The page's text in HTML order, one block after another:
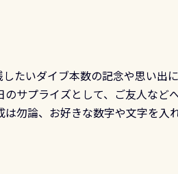
たいダイブ本数の記念や思い出
のサプライズとして、ご友人な
は勿論、お好きな数字や文字を